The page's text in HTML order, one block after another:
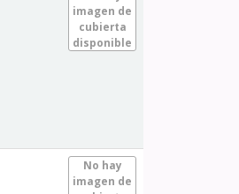
imagen de
cubierta
disponible
No hay
imagen de